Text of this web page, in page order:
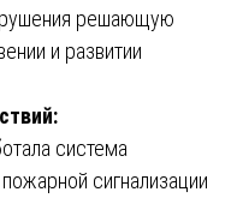
решающую
и развитии
система
сигнализации